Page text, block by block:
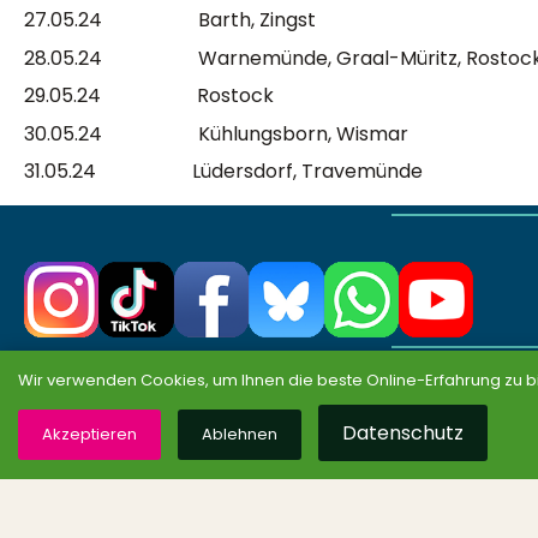
27.05.24 Barth, Zingst
28.05.24 Warnemünde, Graal-Müritz,
29.05.24 Rostock
30.05.24 Kühlungsborn, Wismar
31.05.24 Lüdersdorf, Travemünde
Partei
Landesvorstand
Parteitage
Gremien
Wir verwenden Cookies, um Ihnen die beste Online-Erfahrung zu
Akzeptieren Ablehnen Datenschutz